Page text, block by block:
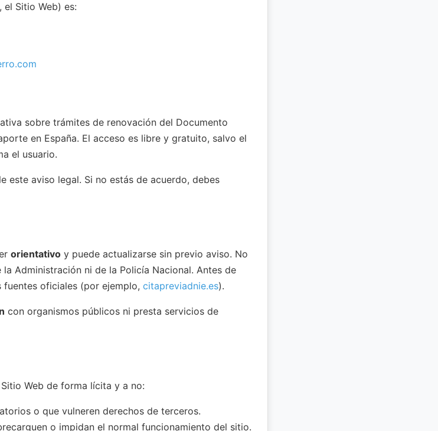
el Sitio Web) es:
sobre trámites de renovación del Documento
en España. El acceso es libre y gratuito, salvo el
el usuario.
este aviso legal. Si no estás de acuerdo, debes
orientativo y puede actualizarse sin previo aviso. No
Administración ni de la Policía Nacional. Antes de
oficiales (por ejemplo, citapreviadnie.es).
con organismos públicos ni presta servicios de
Web de forma lícita y a no:
o que vulneren derechos de terceros.
o impidan el normal funcionamiento del sitio.